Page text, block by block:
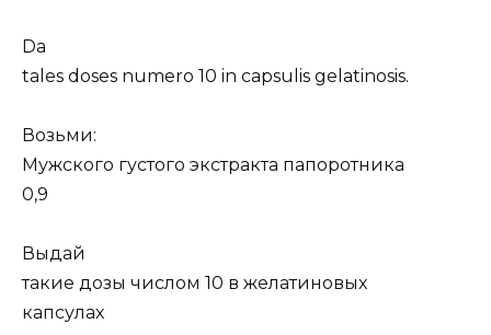
Da
tales doses numero 10 in capsulis gelatinosis.
Возьми:
Мужского густого экстракта папоротника
0,9
Выдай
такие дозы числом 10 в желатиновых
капсулах